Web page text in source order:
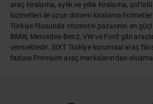
araç kiralama, aylık ve yıllık kiralama,
hizmetleri ile uzun dönem kiralama
Türkiye filosunda otomotiv pazarının en
BMW, Mercedes-Benz, VW ve Ford gibi
vermektedir. SIXT Türkiye kurumsal araç
fazlası Premium araç markalarından